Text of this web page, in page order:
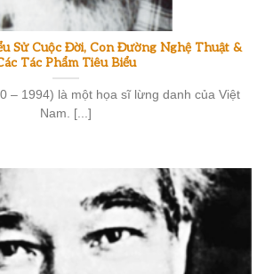
Sử Cuộc Đời, Con Đường Nghệ Thuật &
Tác Phẩm Tiêu Biểu
– 1994) là một họa sĩ lừng danh của Việt
Nam. [...]